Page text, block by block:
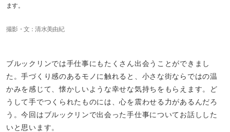
ます。
撮影・文：清水美由紀
ブルックリンでは手仕事にもたくさん出会うことができまし
た。手づくり感のあるモノに触れると、小さな街ならではの温
かみを感じて、懐かしいような幸せな気持ちをもらえます。ど
うして手でつくられたものには、心を震わせる力があるんだろ
う。今回はブルックリンで出会った手仕事についてお話しした
いと思います。